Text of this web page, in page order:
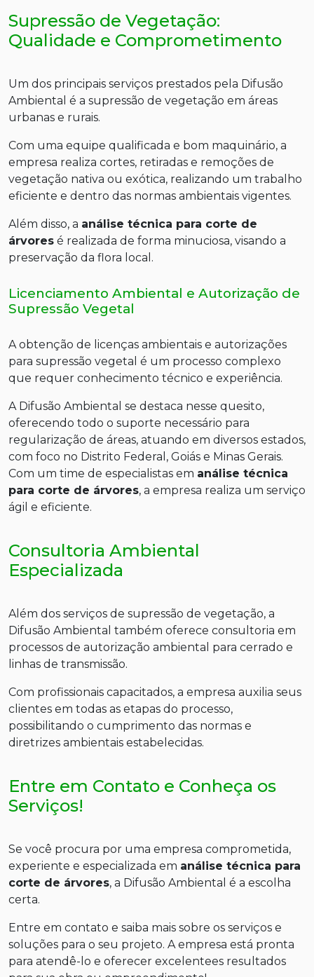
Supressão de Vegetação:
Qualidade e Comprometimento
Um dos principais serviços prestados pela Difusão
Ambiental é a supressão de vegetação em áreas
urbanas e rurais.
Com uma equipe qualificada e bom maquinário, a
empresa realiza cortes, retiradas e remoções de
vegetação nativa ou exótica, realizando um trabalho
eficiente e dentro das normas ambientais vigentes.
Além disso, a análise técnica para corte de
árvores é realizada de forma minuciosa, visando a
preservação da flora local.
Licenciamento Ambiental e Autorização de
Supressão Vegetal
A obtenção de licenças ambientais e autorizações
para supressão vegetal é um processo complexo
que requer conhecimento técnico e experiência.
A Difusão Ambiental se destaca nesse quesito,
oferecendo todo o suporte necessário para
regularização de áreas, atuando em diversos estados,
com foco no Distrito Federal, Goiás e Minas Gerais.
Com um time de especialistas em análise técnica
para corte de árvores, a empresa realiza um serviço
ágil e eficiente.
Consultoria Ambiental
Especializada
Além dos serviços de supressão de vegetação, a
Difusão Ambiental também oferece consultoria em
processos de autorização ambiental para cerrado e
linhas de transmissão.
Com profissionais capacitados, a empresa auxilia seus
clientes em todas as etapas do processo,
possibilitando o cumprimento das normas e
diretrizes ambientais estabelecidas.
Entre em Contato e Conheça os
Serviços!
Se você procura por uma empresa comprometida,
experiente e especializada em análise técnica para
corte de árvores, a Difusão Ambiental é a escolha
certa.
Entre em contato e saiba mais sobre os serviços e
soluções para o seu projeto. A empresa está pronta
para atendê-lo e oferecer excelentees resultados